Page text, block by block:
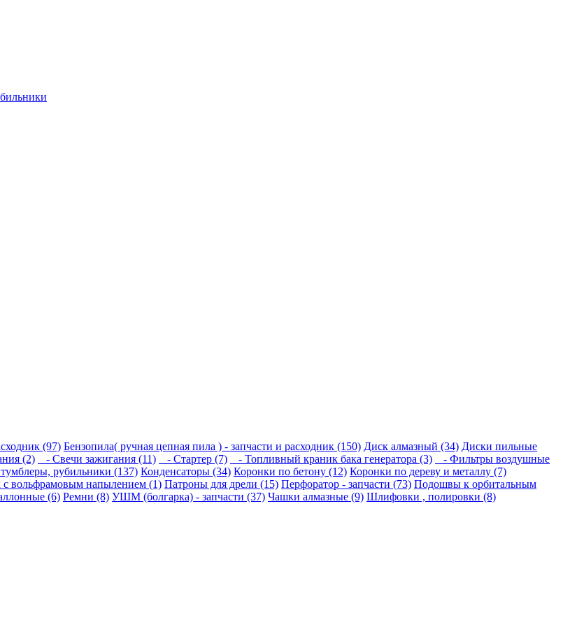
(97) Бензопила( ручная цепная пила ) - запчасти и расходник (150) Диск алмазный (34) Диски пильные
(2) - Свечи зажигания (11) - Стартер (7) - Топливный краник бака генератора (3)
- Фильтры воздушные
рубильники (137) Конденсаторы (34) Коронки по бетону (12) Коронки по дереву и металлу (7)
с вольфрамовым напылением (1) Патроны для дрели (15) Перфоратор - запчасти (73) Подошвы к орбитальным
(6) Ремни (8) УШМ (болгарка) - запчасти (37) Чашки алмазные (9) Шлифовки , полировки (8)